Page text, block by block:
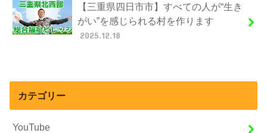
【三重県四日市市】すべての人が“生き
がい”を感じられる村を作ります
2025.12.18
カテゴリー
YouTube